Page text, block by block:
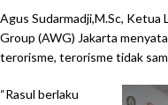
Agus Sudarmadji,M.Sc, Ketua
Group (AWG) Jakarta
terorisme, terorisme tidak
“Rasul berlaku